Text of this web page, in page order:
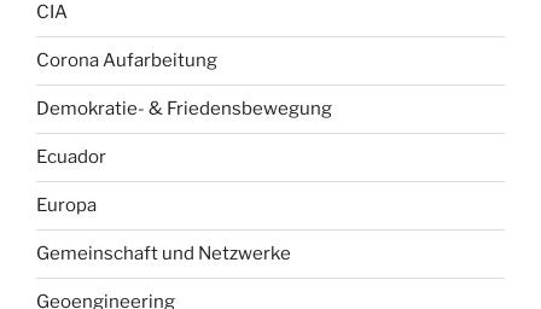
CIA
Corona Aufarbeitung
Demokratie- & Friedensbewegung
Ecuador
Europa
Gemeinschaft und Netzwerke
Geoengineering